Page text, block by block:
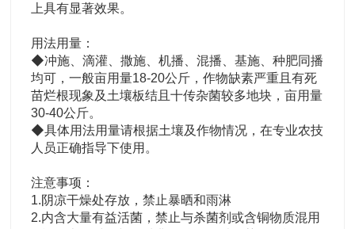
上具有显著效果。
用法用量：
◆冲施、滴灌、撒施、机播、混播、基施、种肥同播
均可，一般亩用量18-20公斤，作物缺素严重且有死
苗烂根现象及土壤板结且十传杂菌较多地块，亩用量
30-40公斤。
◆具体用法用量请根据土壤及作物情况，在专业农技
人员正确指导下使用。
注意事项：
1.阴凉干燥处存放，禁止暴晒和雨淋
2.内含大量有益活菌，禁止与杀菌剂或含铜物质混用